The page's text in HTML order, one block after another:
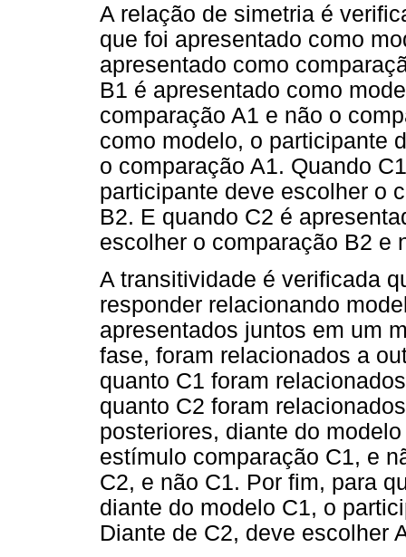
A relação de simetria é
que foi apresentado como
apresentado como
B1 é apresentado como
comparação A1 e não o
como modelo, o participante
o comparação A1. Quando
participante deve escolher o
B2. E quando C2 é
escolher o comparação B2 e
A transitividade é verificada
responder relacionando
apresentados juntos em um
fase, foram relacionados a
quanto C1 foram
quanto C2 foram
posteriores, diante do
estímulo comparação C1, e
C2, e não C1. Por fim, para
diante do modelo C1, o
Diante de C2, deve escolher